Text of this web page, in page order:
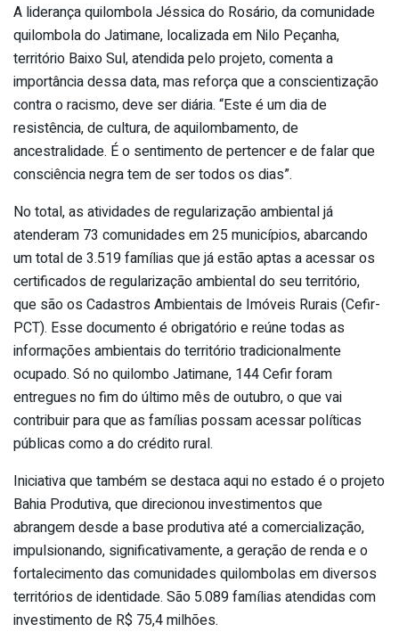
A liderança quilombola Jéssica do Rosário, da comunidade
quilombola do Jatimane, localizada em Nilo Peçanha,
território Baixo Sul, atendida pelo projeto, comenta a
importância dessa data, mas reforça que a conscientização
contra o racismo, deve ser diária. “Este é um dia de
resistência, de cultura, de aquilombamento, de
ancestralidade. É o sentimento de pertencer e de falar que
consciência negra tem de ser todos os dias”.
No total, as atividades de regularização ambiental já
atenderam 73 comunidades em 25 municípios, abarcando
um total de 3.519 famílias que já estão aptas a acessar os
certificados de regularização ambiental do seu território,
que são os Cadastros Ambientais de Imóveis Rurais (Cefir-
PCT). Esse documento é obrigatório e reúne todas as
informações ambientais do território tradicionalmente
ocupado. Só no quilombo Jatimane, 144 Cefir foram
entregues no fim do último mês de outubro, o que vai
contribuir para que as famílias possam acessar políticas
públicas como a do crédito rural.
Iniciativa que também se destaca aqui no estado é o projeto
Bahia Produtiva, que direcionou investimentos que
abrangem desde a base produtiva até a comercialização,
impulsionando, significativamente, a geração de renda e o
fortalecimento das comunidades quilombolas em diversos
territórios de identidade. São 5.089 famílias atendidas com
investimento de R$ 75,4 milhões.